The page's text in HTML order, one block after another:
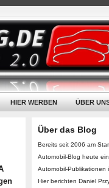
HIER WERBEN ÜBER
Über das Blog
Bereits seit 2006 am
Automobil-Blog heute
Automobil-Publikationen
Hier berichten Daniel